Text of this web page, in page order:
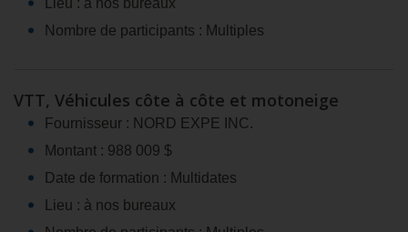
Lieu : à nos bureaux
Nombre de participants : Multiples
VTT, Véhicules côte à côte et motoneige
Fournisseur : NORD EXPE INC.
Montant : 988 009 $
Date de formation : Multidates
Lieu : à nos bureaux